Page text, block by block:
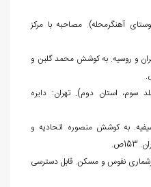
1400). (دهیار روستای آهنگرمحله). مصاحبه با مرکز
(1363). سفرنامه ایران و روسیه. به کوشش محمد گلبن و
ایران. (1329). (جلد سوم، استان دوم). تهران: دایره
نخبه سیفیه. به کوشش منصوره اتحادیه و
سرشماری نفوس و مسکن. قابل دسترسی